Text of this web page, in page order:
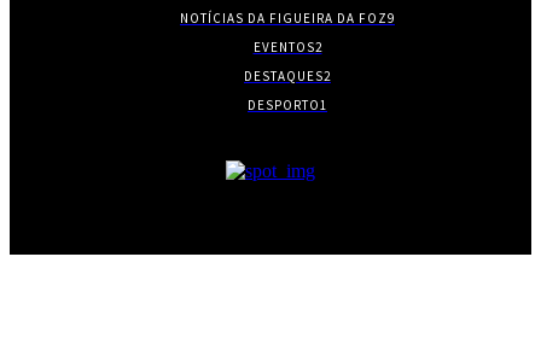
NOTÍCIAS DA FIGUEIRA DA FOZ9
EVENTOS2
DESTAQUES2
DESPORTO1